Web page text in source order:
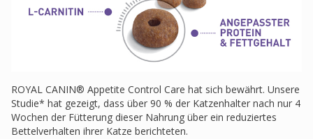
ROYAL CANIN® Appetite Control Care hat sich bewährt. Unsere
Studie* hat gezeigt, dass über 90 % der Katzenhalter nach nur 4
Wochen der Fütterung dieser Nahrung über ein reduziertes
Bettelverhalten ihrer Katze berichteten.